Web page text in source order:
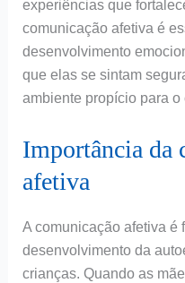
experiências que
comunicação afetiva é
desenvolvimento
que elas se sintam
ambiente propício para
Importância da
afetiva
A comunicação afetiva é
desenvolvimento da
crianças. Quando as